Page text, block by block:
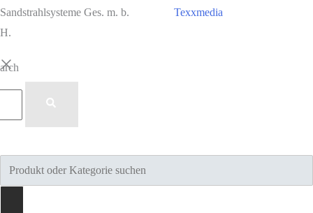
Sandstrahlsysteme Ges. m. b.
H.
Texxmedia
Products
search